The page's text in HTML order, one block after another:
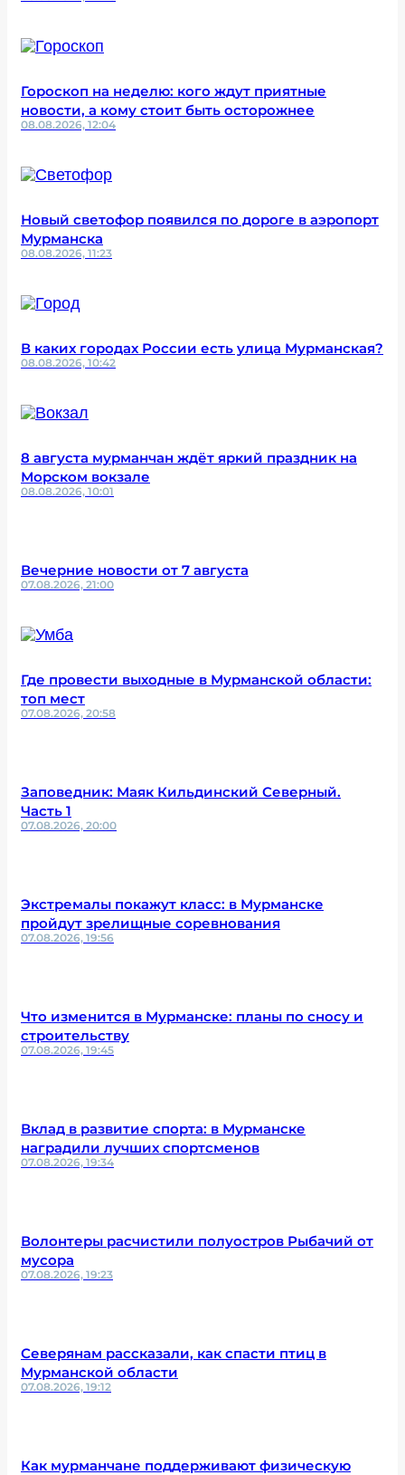
Гороскоп на неделю: кого ждут приятные
новости, а кому стоит быть осторожнее
08.08.2026, 12:04
Новый светофор появился по дороге в аэропорт
Мурманска
08.08.2026, 11:23
В каких городах России есть улица Мурманская?
08.08.2026, 10:42
8 августа мурманчан ждёт яркий праздник на
Морском вокзале
08.08.2026, 10:01
Вечерние новости от 7 августа
07.08.2026, 21:00
Где провести выходные в Мурманской области:
топ мест
07.08.2026, 20:58
Заповедник: Маяк Кильдинский Северный.
Часть 1
07.08.2026, 20:00
Экстремалы покажут класс: в Мурманске
пройдут зрелищные соревнования
07.08.2026, 19:56
Что изменится в Мурманске: планы по сносу и
строительству
07.08.2026, 19:45
Вклад в развитие спорта: в Мурманске
наградили лучших спортсменов
07.08.2026, 19:34
Волонтеры расчистили полуостров Рыбачий от
мусора
07.08.2026, 19:23
Северянам рассказали, как спасти птиц в
Мурманской области
07.08.2026, 19:12
Как мурманчане поддерживают физическую